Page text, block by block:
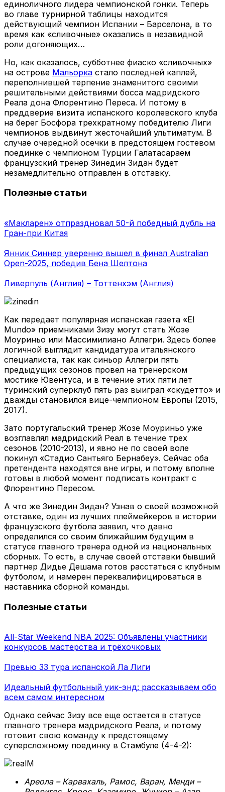
единоличного лидера чемпионской гонки. Теперь
во главе турнирной таблицы находится
действующий чемпион Испании – Барселона, в то
время как «сливочные» оказались в незавидной
роли догоняющих…
Но, как оказалось, субботнее фиаско «сливочных»
на острове Мальорка стало последней каплей,
переполнившей терпение знаменитого своими
решительными действиями босса мадридского
Реала дона Флорентино Переса. И потому в
преддверие визита испанского королевского клуба
на берег Босфора трехкратному победителю Лиги
чемпионов выдвинут жесточайший ультиматум. В
случае очередной осечки в предстоящем гостевом
поединке с чемпионом Турции Галатасараем
французский тренер Зинедин Зидан будет
незамедлительно отправлен в отставку.
Полезные статьи
«Макларен» отпраздновал 50-й победный дубль на
Гран-при Китая
Янник Синнер уверенно вышел в финал Australian
Open-2025, победив Бена Шелтона
Ливерпуль (Англия) – Тоттенхэм (Англия)
Как передает популярная испанская газета «El
Mundo» приемниками Зизу могут стать Жозе
Моуриньо или Массимилиано Аллегри. Здесь более
логичной выглядит кандидатура итальянского
специалиста, так как синьор Аллегри пять
предыдущих сезонов провел на тренерском
мостике Ювентуса, и в течение этих пяти лет
туринский суперклуб пять раз выиграл «скудетто» и
дважды становился вице-чемпионом Европы (2015,
2017).
Зато португальский тренер Жозе Моуриньо уже
возглавлял мадридский Реал в течение трех
сезонов (2010-2013), и явно не по своей воле
покинул «Стадио Сантьяго Бернабеу». Сейчас оба
претендента находятся вне игры, и потому вполне
готовы в любой момент подписать контракт с
Флорентино Пересом.
А что же Зинедин Зидан? Узнав о своей возможной
отставке, один из лучших плеймейкеров в истории
французского футбола заявил, что давно
определился со своим ближайшим будущим в
статусе главного тренера одной из национальных
сборных. То есть, в случае своей отставки бывший
партнер Дидье Дешама готов расстаться с клубным
футболом, и намерен переквалифицироваться в
наставника сборной команды.
Полезные статьи
All-Star Weekend NBA 2025: Объявлены участники
конкурсов мастерства и трёхочковых
Превью 33 тура испанской Ла Лиги
Идеальный футбольный уик-энд: рассказываем обо
всем самом интересном
Однако сейчас Зизу все еще остается в статусе
главного тренера мадридского Реала, и потому
готовит свою команду к предстоящему
суперсложному поединку в Стамбуле (4-4-2):
Ареола – Карвахаль, Рамос, Варан, Менди –